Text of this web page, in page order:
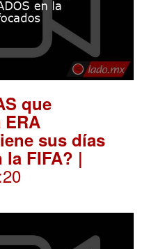
que
ERA
sus días
la FIFA? |